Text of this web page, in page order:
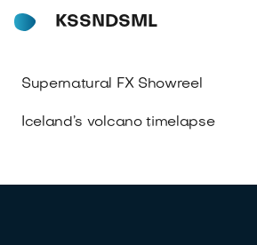
KSSNDSML
Supernatural FX Showreel
Iceland’s volcano timelapse